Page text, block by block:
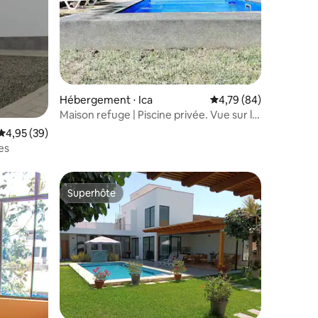
moyenne sur la base de 39 commentaires : 4,95 sur 5
4,95 (39)
Hébergement ⋅ Ica Évaluation moyenne
4,79 (84)
Maison refuge | Piscine privée. Vue sur le
Superhôte
Superhôte